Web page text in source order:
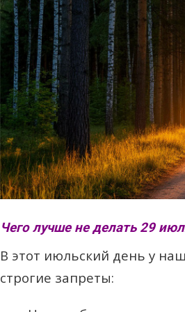
Чего лучше не делать 29
В этот июльский день у
строгие запреты: